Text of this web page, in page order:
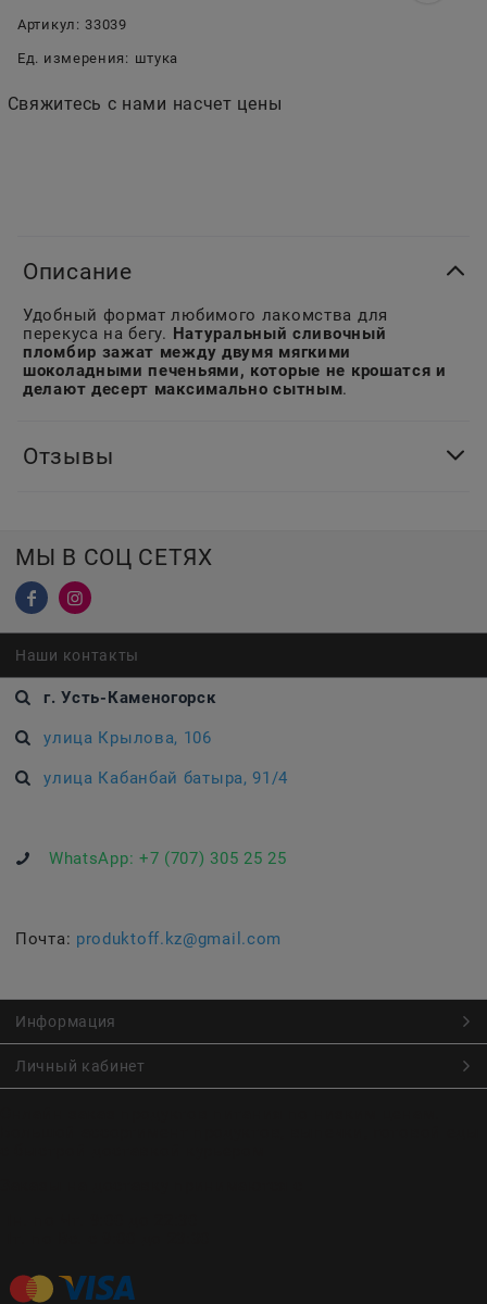
Артикул: 33039
Ед. измерения: штука
Свяжитесь с нами насчет цены
Описание
Удобный формат любимого лакомства для
перекуса на бегу. Натуральный сливочный
пломбир зажат между двумя мягкими
шоколадными печеньями, которые не крошатся и
делают десерт максимально сытным.
Отзывы
МЫ В СОЦ СЕТЯХ
Наши контакты
г. Усть-Каменогорск
улица Крылова, 106
улица Кабанбай батыра, 91/4
WhatsApp: +7 (707) 305 25 25
Почта: produktoff.kz@gmail.com
Информация
Личный кабинет